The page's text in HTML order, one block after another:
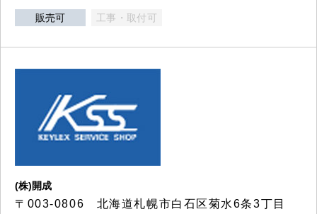
販売可 工事・取付可
(株)開成
〒003-0806 北海道札幌市白石区菊水6条3丁目